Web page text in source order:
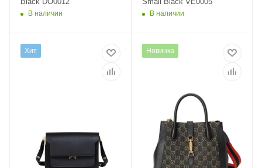
В наличии В наличии
Хит Новинка